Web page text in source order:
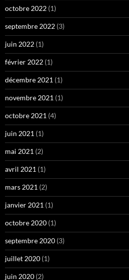
octobre 2022 (1)
septembre 2022 (3)
juin 2022 (1)
février 2022 (1)
décembre 2021 (1)
novembre 2021 (1)
octobre 2021 (4)
juin 2021 (1)
mai 2021 (2)
avril 2021 (1)
mars 2021 (2)
janvier 2021 (1)
octobre 2020 (1)
septembre 2020 (3)
juillet 2020 (1)
juin 2020 (2)